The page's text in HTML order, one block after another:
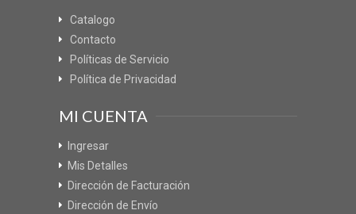
Catalogo
Contacto
Políticas de Servicio
Política de Privacidad
MI CUENTA
Ingresar
Mis Detalles
Dirección de Facturación
Dirección de Envío